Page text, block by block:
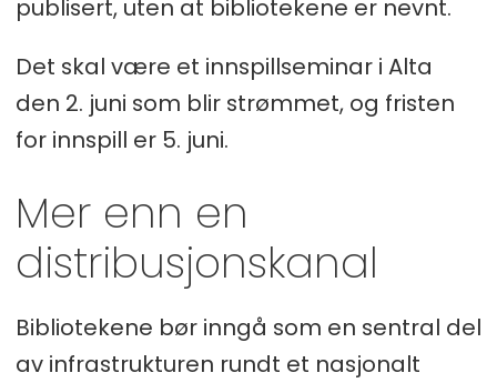
publisert, uten at bibliotekene er nevnt.
Det skal være et innspillseminar i Alta
den 2. juni som blir strømmet, og fristen
for innspill er 5. juni.
Mer enn en
distribusjonskanal
Bibliotekene bør inngå som en sentral del
av infrastrukturen rundt et nasjonalt